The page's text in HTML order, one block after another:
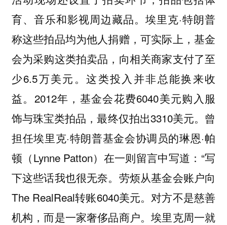
育、音乐和影视周边藏品。埃里克·特朗普
称这些拍品均为他人捐赠，可实际上，基金
会为采购这类拍卖品，向相关商家支付了至
少6.5万美元。这类投入并非总能换来收
益。2012年，基金会花费6040美元购入服
饰与珠宝类拍品，最终仅拍出3310美元。曾
担任埃里克·特朗普基金会协调员的琳恩·帕
顿（Lynne Patton）在一则留言中写道：“写
下这些话我也很无奈。劳烦从基金会账户向
The RealReal转账6040美元。对方不是慈善
机构，而是一家奢侈品商户。埃里克周一就